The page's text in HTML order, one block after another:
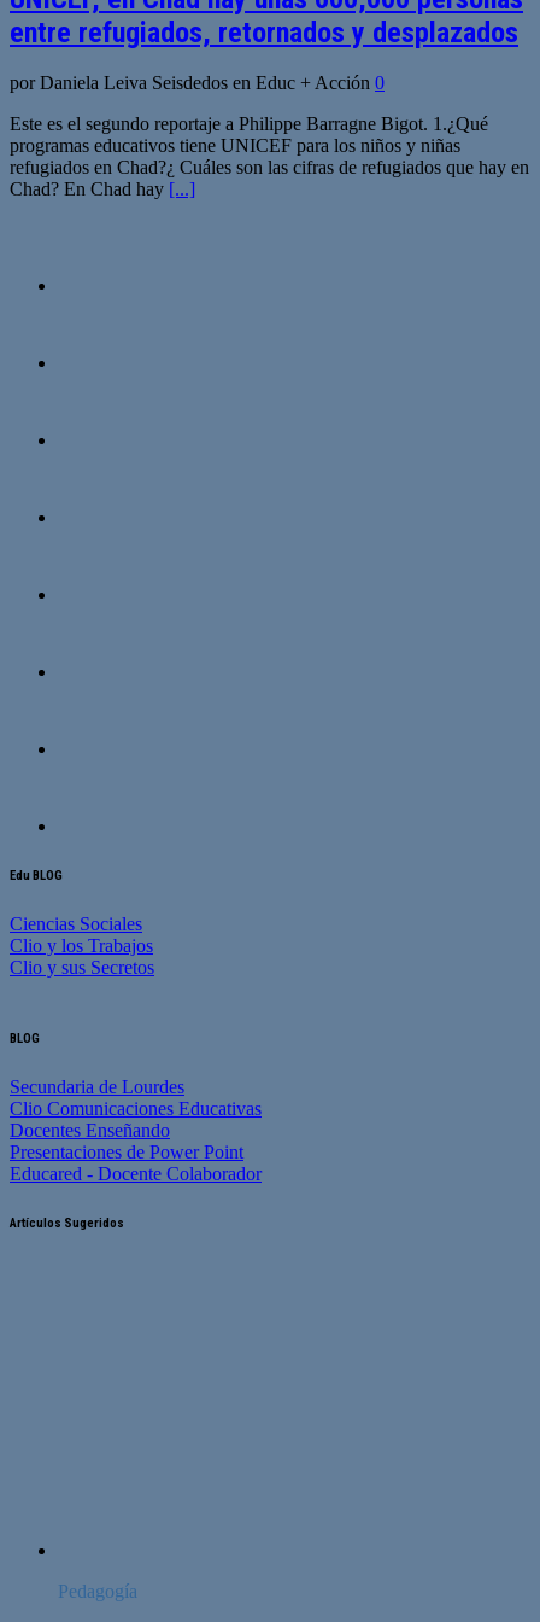
entre refugiados, retornados y desplazados
por Daniela Leiva Seisdedos en Educ + Acción 0
Este es el segundo reportaje a Philippe Barragne Bigot. 1.¿Qué
programas educativos tiene UNICEF para los niños y niñas
refugiados en Chad?¿ Cuáles son las cifras de refugiados que hay en
Chad? En Chad hay [...]
Edu BLOG
Ciencias Sociales
Clio y los Trabajos
Clio y sus Secretos
BLOG
Secundaria de Lourdes
Clio Comunicaciones Educativas
Docentes Enseñando
Presentaciones de Power Point
Educared - Docente Colaborador
Artículos Sugeridos
Pedagogía